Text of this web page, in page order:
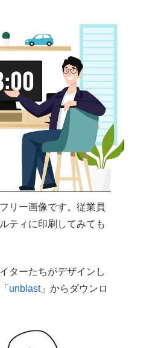
リー画像です。従業員
ティに印刷してみても
ターたちがデザインし
unblast」からダウンロ